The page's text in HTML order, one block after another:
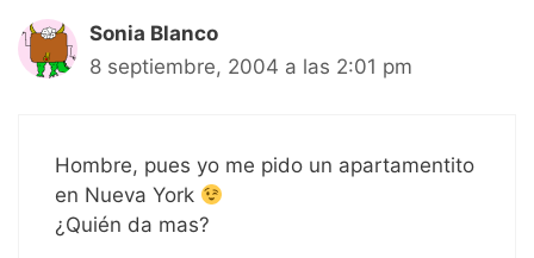
Sonia Blanco
8 septiembre, 2004 a las 2:01 pm
Hombre, pues yo me pido un apartamentito
en Nueva York
¿Quién da mas?